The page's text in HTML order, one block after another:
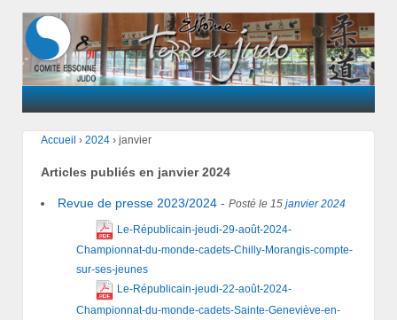
Accueil › 2024 › janvier
Articles publiés en janvier 2024
Revue de presse 2023/2024 - Posté le 15 janvier 2024
Le-Républicain-jeudi-29-août-2024-
Championnat-du-monde-cadets-Chilly-Morangis-compte-
sur-ses-jeunes
Le-Républicain-jeudi-22-août-2024-
Championnat-du-monde-cadets-Sainte-Geneviève-en-